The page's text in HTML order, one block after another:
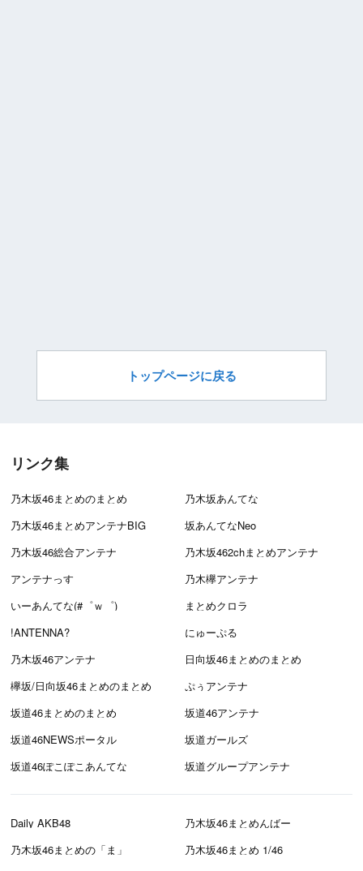
トップページに戻る
リンク集
乃木坂46まとめのまとめ
乃木坂あんてな
乃木坂46まとめアンテナBIG
坂あんてなNeo
乃木坂46総合アンテナ
乃木坂462chまとめアンテナ
アンテナっす
乃木欅アンテナ
いーあんてな(#゜ｗ゜)
まとめクロラ
!ANTENNA?
にゅーぷる
乃木坂46アンテナ
日向坂46まとめのまとめ
欅坂/日向坂46まとめのまとめ
ぷぅアンテナ
坂道46まとめのまとめ
坂道46アンテナ
坂道46NEWSポータル
坂道ガールズ
坂道46ぽこぽこあんてな
坂道グループアンテナ
Daily AKB48
乃木坂46まとめんばー
乃木坂46まとめの「ま」
乃木坂46まとめ 1/46